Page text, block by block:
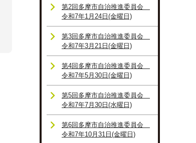
第2回多摩市自治推進委員会
令和7年1月24日(金曜日)
第3回多摩市自治推進委員会
令和7年3月21日(金曜日)
第4回多摩市自治推進委員会
令和7年5月30日(金曜日)
第5回多摩市自治推進委員会
令和7年7月30日(水曜日)
第6回多摩市自治推進委員会
令和7年10月31日(金曜日)